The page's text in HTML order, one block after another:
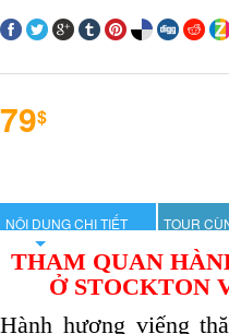
79$
NỘI DUNG CHI TIẾT TOUR
THAM QUAN
Ở STOCKTON
Hành hương viếng